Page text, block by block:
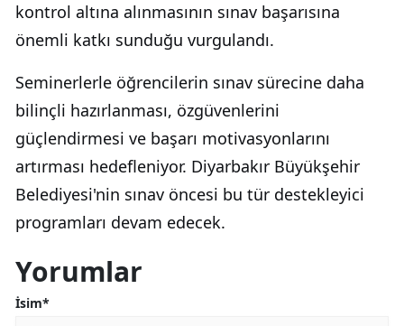
kontrol altına alınmasının sınav başarısına
önemli katkı sunduğu vurgulandı.
Seminerlerle öğrencilerin sınav sürecine daha
bilinçli hazırlanması, özgüvenlerini
güçlendirmesi ve başarı motivasyonlarını
artırması hedefleniyor. Diyarbakır Büyükşehir
Belediyesi'nin sınav öncesi bu tür destekleyici
programları devam edecek.
Yorumlar
İsim*